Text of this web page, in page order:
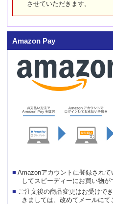
させていただきます。
Amazon Pay
Amazonアカウントに登録され
してスピーディーにお買い物が
ご注文後の商品変更はお受けで
きましては、改めてメールにて